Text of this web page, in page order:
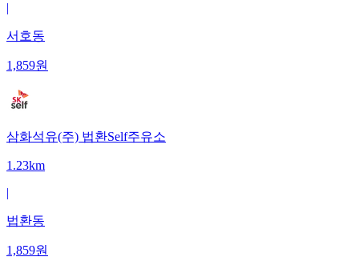
|
서호동
1,859원
삼화석유(주) 법환Self주유소
1.23km
|
법환동
1,859원